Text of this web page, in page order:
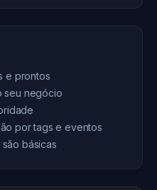
e prontos
seu negócio
por tags e eventos
básicas